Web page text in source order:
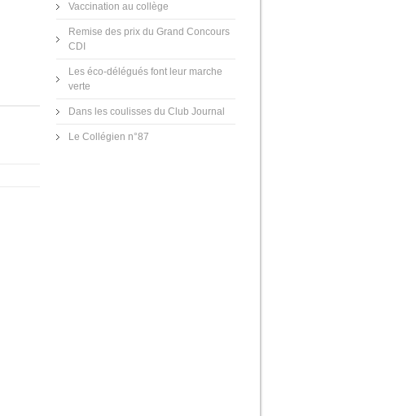
Vaccination au collège
Remise des prix du Grand Concours
CDI
Les éco-délégués font leur marche
verte
Dans les coulisses du Club Journal
Le Collégien n°87